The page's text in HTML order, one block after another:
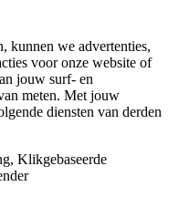
kunnen we advertenties,
voor onze website of
jouw surf- en
meten. Met jouw
diensten van derden
Klikgebaseerde